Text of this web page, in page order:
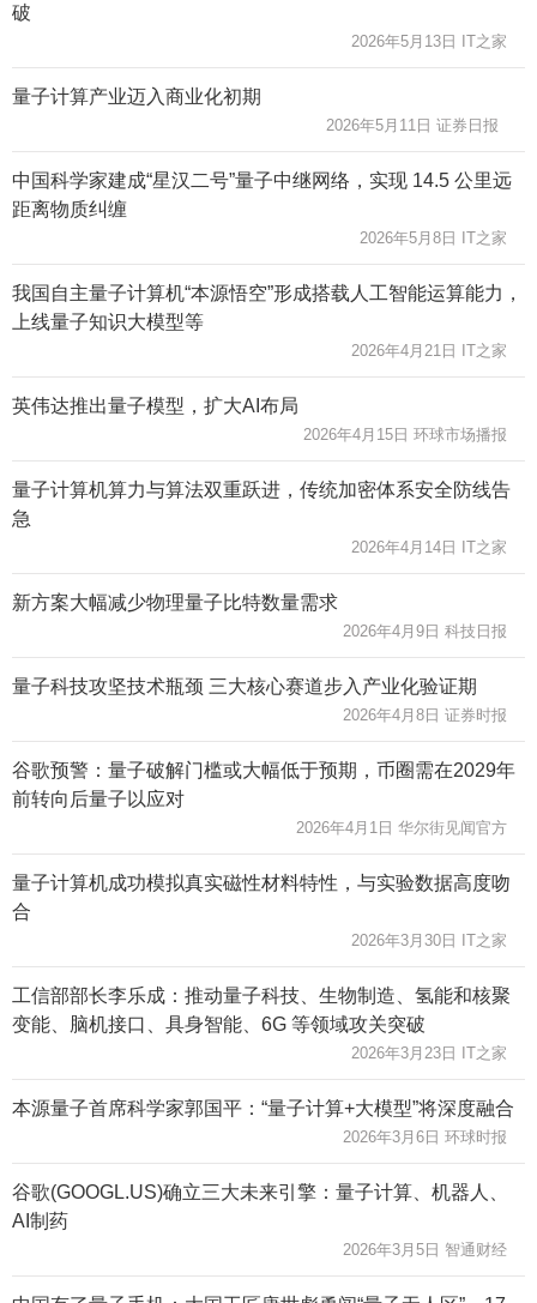
破
2026年5月13日 IT之家
量子计算产业迈入商业化初期
2026年5月11日 证券日报
中国科学家建成“星汉二号”量子中继网络，实现 14.5 公里远
距离物质纠缠
2026年5月8日 IT之家
我国自主量子计算机“本源悟空”形成搭载人工智能运算能力，
上线量子知识大模型等
2026年4月21日 IT之家
英伟达推出量子模型，扩大AI布局
2026年4月15日 环球市场播报
量子计算机算力与算法双重跃进，传统加密体系安全防线告
急
2026年4月14日 IT之家
新方案大幅减少物理量子比特数量需求
2026年4月9日 科技日报
量子科技攻坚技术瓶颈 三大核心赛道步入产业化验证期
2026年4月8日 证券时报
谷歌预警：量子破解门槛或大幅低于预期，币圈需在2029年
前转向后量子以应对
2026年4月1日 华尔街见闻官方
量子计算机成功模拟真实磁性材料特性，与实验数据高度吻
合
2026年3月30日 IT之家
工信部部长李乐成：推动量子科技、生物制造、氢能和核聚
变能、脑机接口、具身智能、6G 等领域攻关突破
2026年3月23日 IT之家
本源量子首席科学家郭国平：“量子计算+大模型”将深度融合
2026年3月6日 环球时报
谷歌(GOOGL.US)确立三大未来引擎：量子计算、机器人、
AI制药
2026年3月5日 智通财经